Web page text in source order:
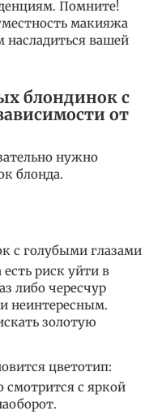
Помните!
макияжа
вашей
блондинок с
от
нужно
блонда.
с голубыми глазами
есть риск уйти в
либо чересчур
неинтересным.
золотую
цветотип:
смотрится с яркой